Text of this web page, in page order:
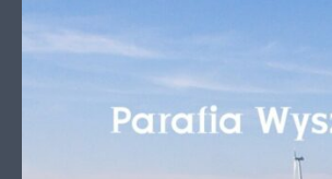
Przejdź do treści